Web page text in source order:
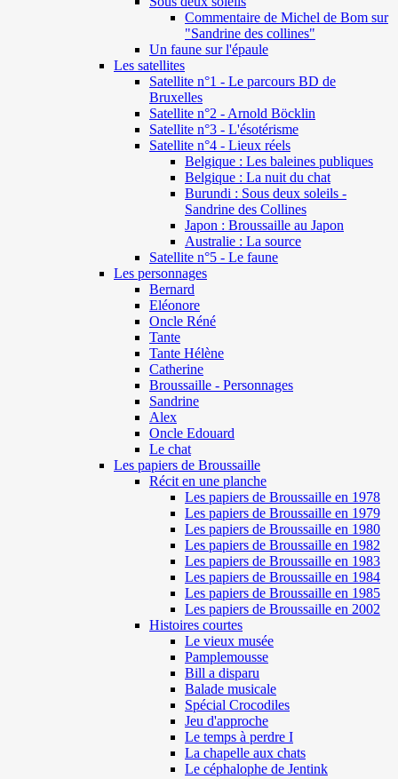
Commentaire de Michel de Bom sur
"Sandrine des collines"
Un faune sur l'épaule
Les satellites
Satellite n°1 - Le parcours BD de
Bruxelles
Satellite n°2 - Arnold Böcklin
Satellite n°3 - L'ésotérisme
Satellite n°4 - Lieux réels
Belgique : Les baleines publiques
Belgique : La nuit du chat
Burundi : Sous deux soleils -
Sandrine des Collines
Japon : Broussaille au Japon
Australie : La source
Satellite n°5 - Le faune
Les personnages
Bernard
Eléonore
Oncle Réné
Tante
Tante Hélène
Catherine
Broussaille - Personnages
Sandrine
Alex
Oncle Edouard
Le chat
Les papiers de Broussaille
Récit en une planche
Les papiers de Broussaille en 1978
Les papiers de Broussaille en 1979
Les papiers de Broussaille en 1980
Les papiers de Broussaille en 1982
Les papiers de Broussaille en 1983
Les papiers de Broussaille en 1984
Les papiers de Broussaille en 1985
Les papiers de Broussaille en 2002
Histoires courtes
Le vieux musée
Pamplemousse
Bill a disparu
Balade musicale
Spécial Crocodiles
Jeu d'approche
Le temps à perdre I
La chapelle aux chats
Le céphalophe de Jentink